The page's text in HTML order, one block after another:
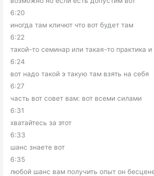
6:20
иногда там кличют что вот будет там
6:22
такой-то семинар или такая-то практика и
6:24
вот надо такой э такую там взять на себя
6:27
часть вот совет вам: вот всеми силами
6:31
хватайтесь за этот
6:33
шанс знаете вот
6:35
любой шанс вам получить опыт он